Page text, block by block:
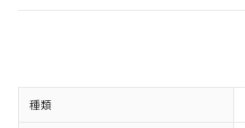
種類